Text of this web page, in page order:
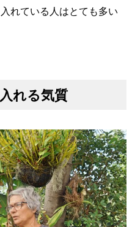
れている人はとても多い
れる気質